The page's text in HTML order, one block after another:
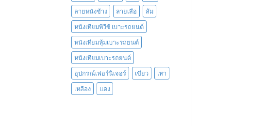
ลายหนังช้าง
ลายเสือ
ส้ม
หนังเทียมพีวีซี เบาะรถยนต์
หนังเทียมหุ้มเบาะรถยนต์
หนังเทียมเบาะรถยนต์
อุปกรณ์เฟอร์นิเจอร์
เขียว
เทา
เหลือง
แดง